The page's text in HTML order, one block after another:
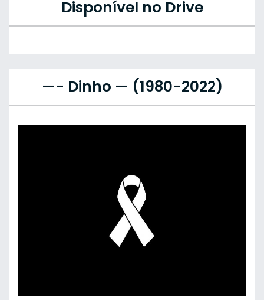
Disponível no Drive
—- Dinho — (1980-2022)